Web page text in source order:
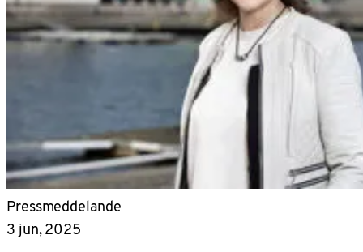
Pressmeddelande
3 jun, 2025